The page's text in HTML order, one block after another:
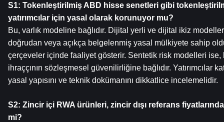
S1: Tokenleştirilmiş ABD hisse senetleri gibi
yatırımcılar için yasal olarak korunuyor mu?
Bu, varlık modeline bağlıdır. Dijital yerli ve dijital ikiz modeller
doğrudan veya açıkça belgelenmiş yasal mülkiyete sahip
çerçeveler içinde faaliyet gösterir. Sentetik risk modelleri
ihraççının sözleşmesel güvenilirliğine bağlıdır. Yatırımcılar
yasal yapısını ve teknik dokümanını dikkatlice incelemelidir.
S2: Zincir içi RWA ürünleri, zincir dışı referans
mi?